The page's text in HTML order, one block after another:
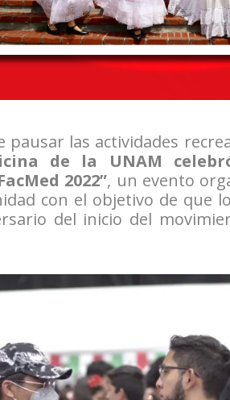
pausar las actividades
de la UNAM
2022”, un evento
con el objetivo de que
del inicio del